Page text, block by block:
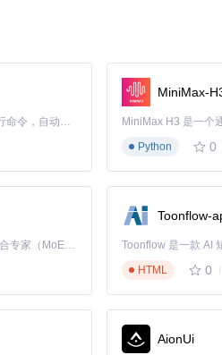
施全量蓝绿部署
案 ⚠️ 数据不一致：采用双写策略同
监控阈值
库但使用不同schema版本
后进行流量切分
步均进行关键指标验证
自动回滚触发条件
Claude Code 的开源替代方案。连接任意大模型，编辑代码，运行命令，自动验证 — 全自动执行。用 Rust 构建，极致性能。 ｜ An open-source alternative to Claude Code. Connect any LLM, edit code, run commands, and verify changes — autonomously. Built in Rust for speed. Get Started
MiniMax-
Python
0
Kimi K3 是Kimi能力最强的模型：这是一个拥有 2.8 万亿参数的混合专家（MoE）模型，具备原生视觉理解能力，并支持 100 万 token 的上下文窗口。
Toonflow-
HTML
0
AionUi